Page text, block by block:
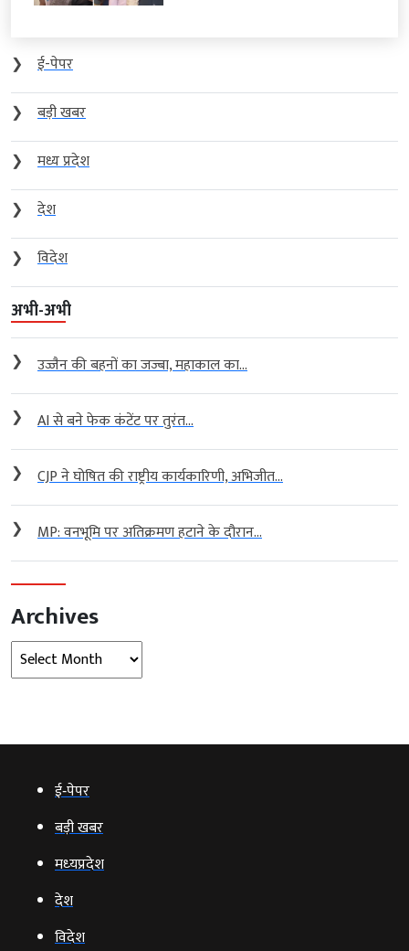
❯
ई-पेपर
❯
बड़ी खबर
❯
मध्य प्रदेश
❯
देश
❯
विदेश
अभी-अभी
❯ उज्जैन की बहनों का जज्बा, महाकाल का...
❯ AI से बने फेक कंटेंट पर तुरंत...
❯ CJP ने घोषित की राष्ट्रीय कार्यकारिणी, अभिजीत...
❯ MP: वनभूमि पर अतिक्रमण हटाने के दौरान...
Archives
Archives
ई‑पेपर
बड़ी खबर
मध्‍यप्रदेश
देश
विदेश